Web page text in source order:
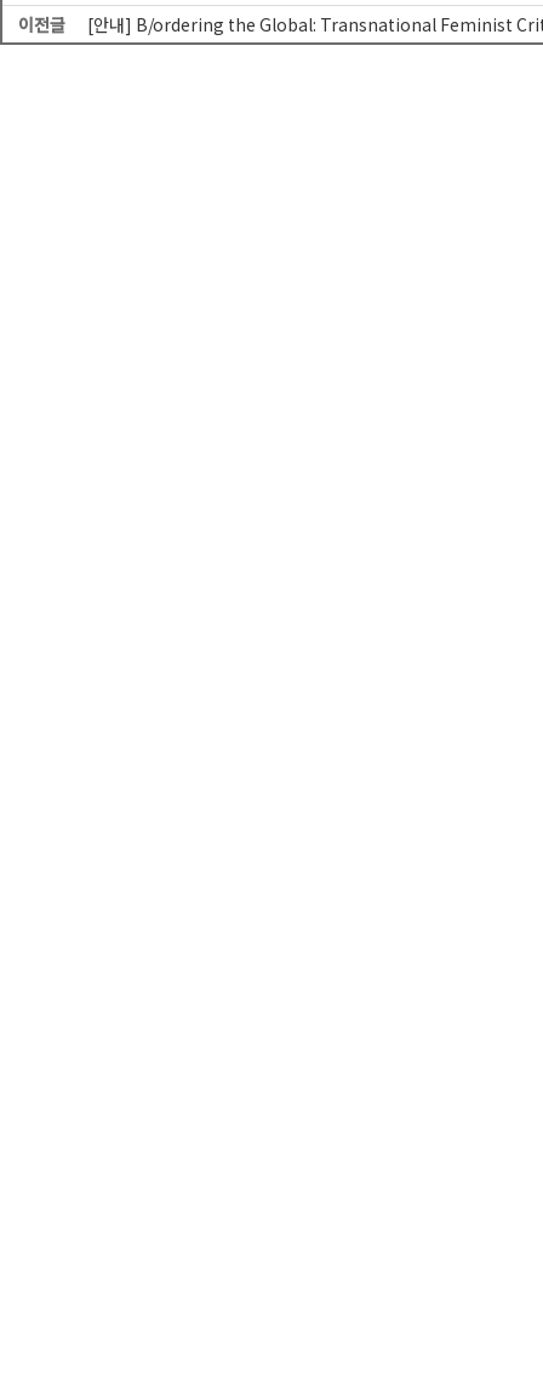
이전글 [안내] B/ordering the Global: Transnational Feminist